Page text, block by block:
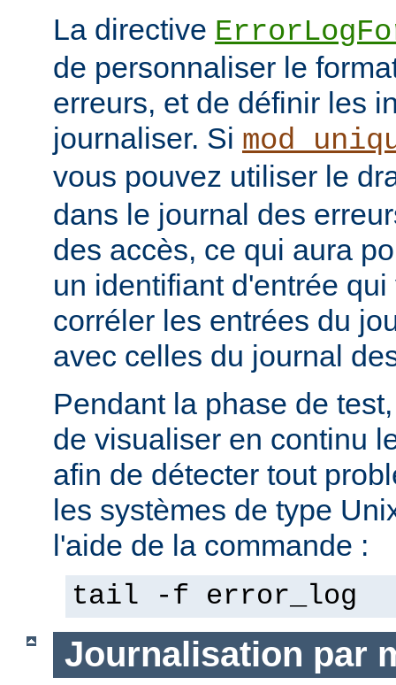
La directive
de personnaliser le
erreurs, et de définir les
journaliser. Si
vous pouvez utiliser le
dans le journal des
des accès, ce qui aura
un identifiant d'entrée
corréler les entrées du
avec celles du journal
Pendant la phase de
de visualiser en continu
afin de détecter tout
les systèmes de type
l'aide de la commande :
tail -f error_log
Journalisation par